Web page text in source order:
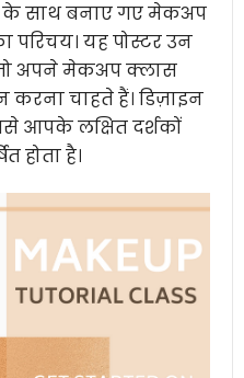
साथ बनाए गए मेकअप
परिचय। यह पोस्टर उन
अपने मेकअप क्लास
करना चाहते हैं। डिज़ाइन
आपके लक्षित दर्शकों
होता है।